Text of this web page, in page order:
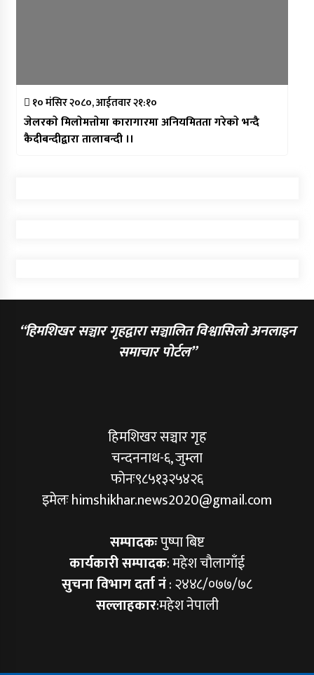
१० मंसिर २०८०, आईतवार २१:१०
जेलरकाे मिलाेमत्ताेमा कारागारमा अनियमितता गरेकाे भन्दै
कैदीबन्दीद्वारा तालाबन्दी ।।
“हिमशिखर सञ्चार गृहद्वारा सञ्चालित विश्वासिलो अनलाइन
समाचार पोर्टल”
हिमशिखर सञ्चार गृह
चन्दननाथ-६, जुम्ला
फोनः९८५१३२५४२६
इमेलः himshikhar.news2020@gmail.com
सम्पादकःपुष्पा बिष्ट
कार्यकारी सम्पादक: महेश चौलागाँई
सुचना विभाग दर्ता नं: २४४८/०७७/७८
सल्लाहकार:महेश नेपाली